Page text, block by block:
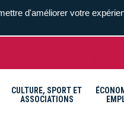
CULTURE, SPORT ET
ASSOCIATIONS
d'améliorer votre